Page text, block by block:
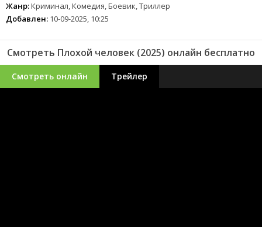
Жанр:Криминал, Комедия, Боевик, Триллер
Добавлен: 10-09-2025, 10:25
Смотреть Плохой человек (2025) онлайн бесплатно
Смотреть онлайн Трейлер